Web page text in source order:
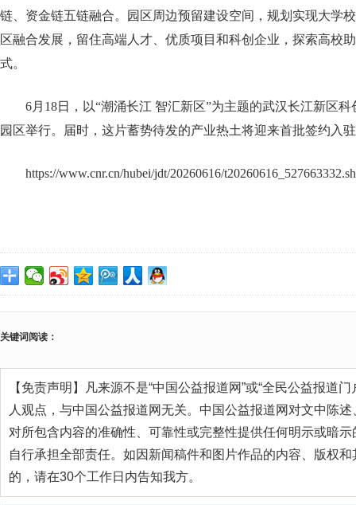
链、资金链五链融合。园区周边预留建设空间，规划实现大学
区融合发展，留住高端人才、优质项目和科创企业，探索高校
式。
6月18日，以“潮涌长江 智汇新区”为主题的武汉长江新区
园区举行。届时，这片蓄势待发的产业热土将迎来首批签约入
https://www.cnr.cn/hubei/jdt/20260616/
关键词阅读：
【免责声明】凡来源不是“中国公益报道网”或“全民公益报道
人观点，与中国公益报道网无关。中国公益报道网对文中陈
对所包含内容的准确性、可靠性或完整性提供任何明示或暗
自行承担全部责任。如因新闻稿件和图片作品的内容、版权
的，请在30个工作日内告知我方。